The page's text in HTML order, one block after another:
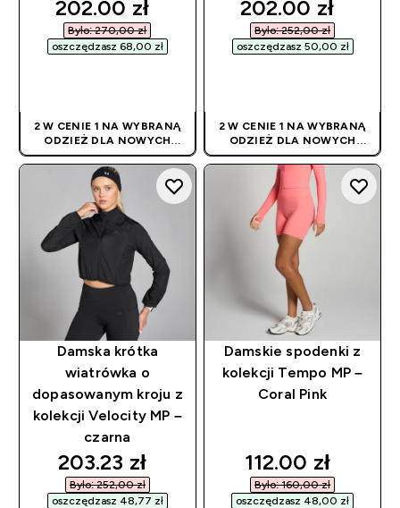
discounted price
202.00 zł‎
Było: 270,00 zł‎
oszczędzasz 68,00 zł‎
2 W CENIE 1 NA WYBRANĄ
ODZIEŻ DLA NOWYCH
KLIENTÓW! RABAT
NALICZANY
AUTOMATYCZNIE
discounted
202.00 zł‎
Było: 252,00 zł‎
oszczędzasz 50,00 zł‎
2 W CENIE 1 NA WYBRANĄ
ODZIEŻ DLA NOWYCH
KLIENTÓW! RABAT
NALICZANY
AUTOMATYCZNIE
Damska krótka
wiatrówka o
dopasowanym kroju z
kolekcji Velocity MP –
czarna
discounted price
203.23 zł‎
Było: 252,00 zł‎
oszczędzasz 48,77 zł‎
Damskie spodenki z
kolekcji Tempo MP –
Coral Pink
discounted
112.00 zł‎
Było: 160,00 zł‎
oszczędzasz 48,00 zł‎